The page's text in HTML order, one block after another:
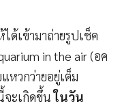
ด้เข้ามาถ่ายรูปเช็ค
in the air (อค
หวกว่ายอยู่เต็ม
จะเกิดขึ้นในวัน